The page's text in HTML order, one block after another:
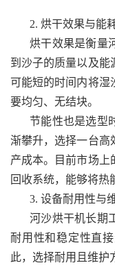
2. 烘干效果与能
烘干效果是衡量
到沙子的质量以及能
可能短的时间内将湿
要均匀、无结块。
节能性也是选型
渐攀升，选择一台高
产成本。目前市场上
回收系统，能够将热
3. 设备耐用性与
河沙烘干机长期
耐用性和稳定性直
此，选择耐用且维护